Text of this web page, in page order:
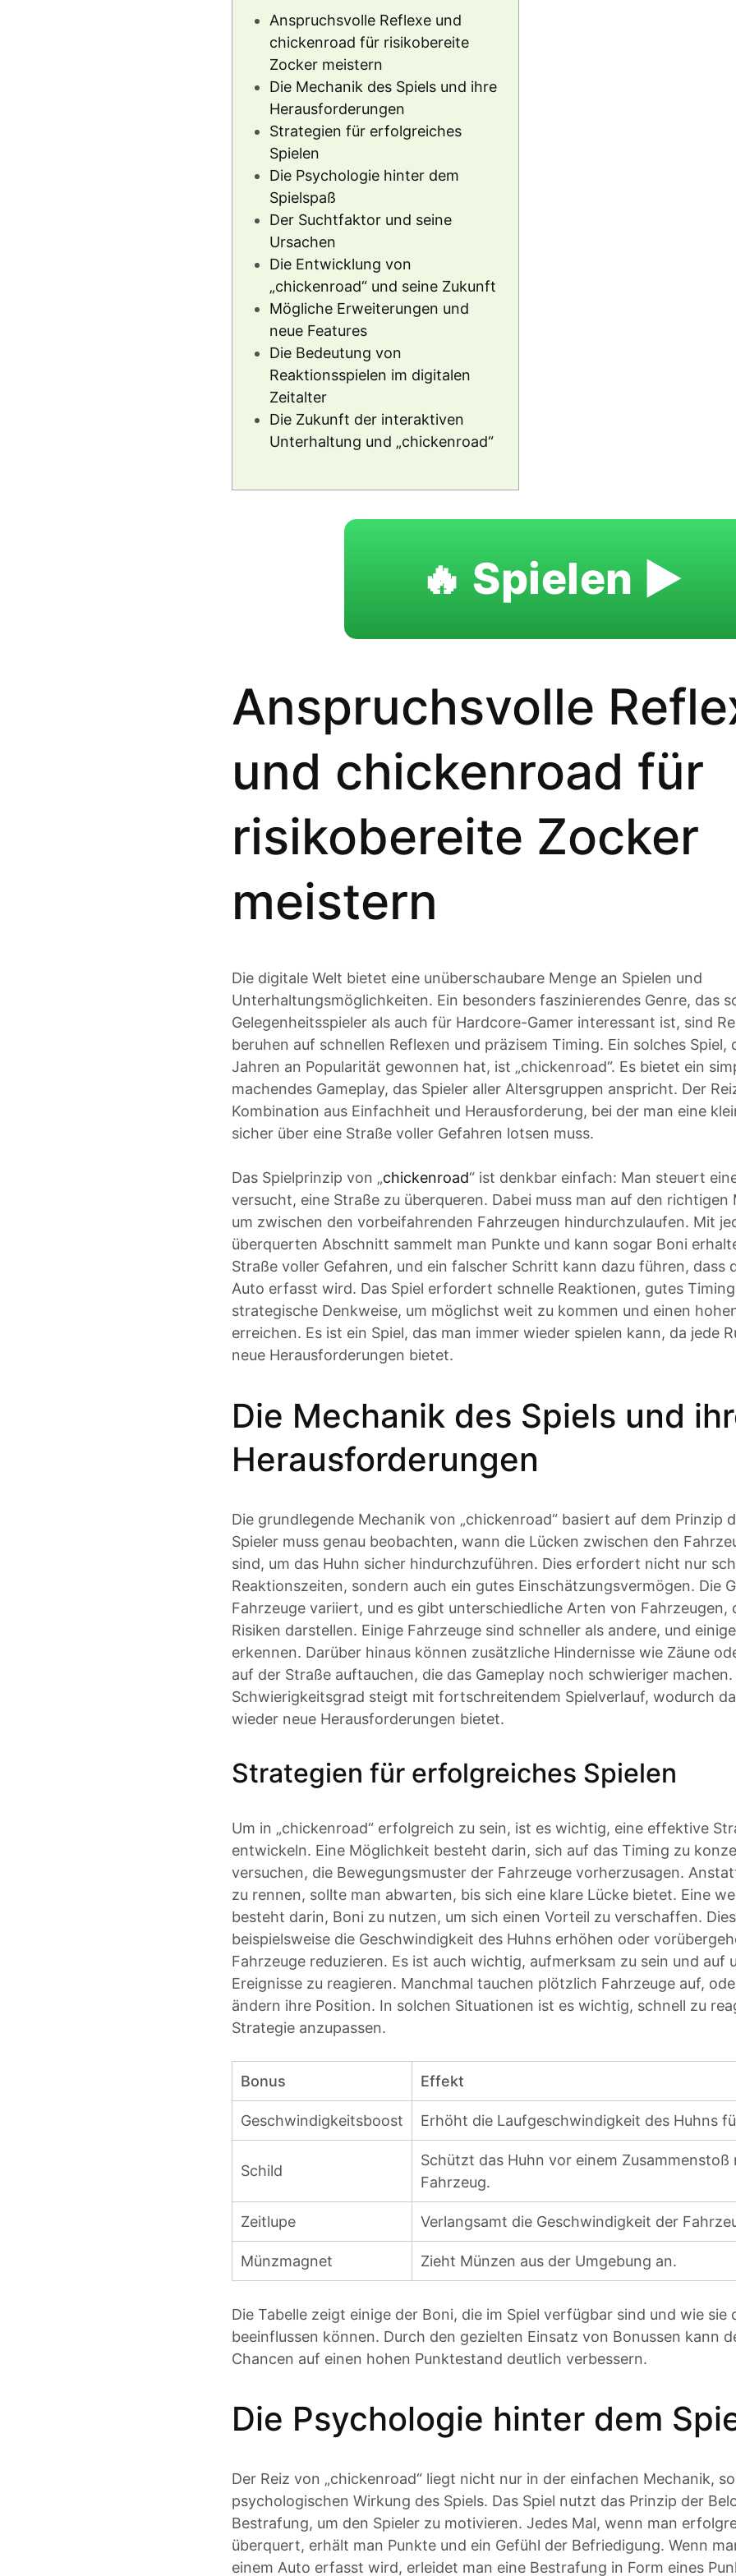
Anspruchsvolle Reflexe und
chickenroad für risikobereite
Zocker meistern
Die Mechanik des Spiels und ihre
Herausforderungen
Strategien für erfolgreiches
Spielen
Die Psychologie hinter dem
Spielspaß
Der Suchtfaktor und seine
Ursachen
Die Entwicklung von
„chickenroad“ und seine Zukunft
Mögliche Erweiterungen und
neue Features
Die Bedeutung von
Reaktionsspielen im digitalen
Zeitalter
Die Zukunft der interaktiven
Unterhaltung und „chickenroad“
🔥 Spielen ▶️
Anspruchsvolle
und chickenroad für
risikobereite Zocker
meistern
Die digitale Welt bietet eine unüberschaubare Menge an Spielen und
Unterhaltungsmöglichkeiten. Ein besonders faszinierendes Genre, das
Gelegenheitsspieler als auch für Hardcore-Gamer interessant ist, sind
beruhen auf schnellen Reflexen und präzisem Timing. Ein solches Spiel,
Jahren an Popularität gewonnen hat, ist „chickenroad“. Es bietet ein
machendes Gameplay, das Spieler aller Altersgruppen anspricht. Der
Kombination aus Einfachheit und Herausforderung, bei der man eine
sicher über eine Straße voller Gefahren lotsen muss.
Das Spielprinzip von „chickenroad“ ist denkbar einfach: Man steuert
versucht, eine Straße zu überqueren. Dabei muss man auf den
um zwischen den vorbeifahrenden Fahrzeugen hindurchzulaufen. Mit
überquerten Abschnitt sammelt man Punkte und kann sogar Boni
Straße voller Gefahren, und ein falscher Schritt kann dazu führen, dass
Auto erfasst wird. Das Spiel erfordert schnelle Reaktionen, gutes
strategische Denkweise, um möglichst weit zu kommen und einen
erreichen. Es ist ein Spiel, das man immer wieder spielen kann, da jede
neue Herausforderungen bietet.
Die Mechanik des Spiels und
Herausforderungen
Die grundlegende Mechanik von „chickenroad“ basiert auf dem Prinzip
Spieler muss genau beobachten, wann die Lücken zwischen den
sind, um das Huhn sicher hindurchzuführen. Dies erfordert nicht nur
Reaktionszeiten, sondern auch ein gutes Einschätzungsvermögen. Die
Fahrzeuge variiert, und es gibt unterschiedliche Arten von Fahrzeugen,
Risiken darstellen. Einige Fahrzeuge sind schneller als andere, und
erkennen. Darüber hinaus können zusätzliche Hindernisse wie Zäune
auf der Straße auftauchen, die das Gameplay noch schwieriger machen.
Schwierigkeitsgrad steigt mit fortschreitendem Spielverlauf, wodurch
wieder neue Herausforderungen bietet.
Strategien für erfolgreiches Spielen
Um in „chickenroad“ erfolgreich zu sein, ist es wichtig, eine effektive
entwickeln. Eine Möglichkeit besteht darin, sich auf das Timing zu
versuchen, die Bewegungsmuster der Fahrzeuge vorherzusagen.
zu rennen, sollte man abwarten, bis sich eine klare Lücke bietet. Eine
besteht darin, Boni zu nutzen, um sich einen Vorteil zu verschaffen.
beispielsweise die Geschwindigkeit des Huhns erhöhen oder
Fahrzeuge reduzieren. Es ist auch wichtig, aufmerksam zu sein und auf
Ereignisse zu reagieren. Manchmal tauchen plötzlich Fahrzeuge auf,
ändern ihre Position. In solchen Situationen ist es wichtig, schnell zu
Strategie anzupassen.
Bonus Effekt
Geschwindigkeitsboost Erhöht die Laufgeschwindigkeit des Huhns
Schild
Schützt das Huhn vor einem Zusammenstoß
Fahrzeug.
Zeitlupe Verlangsamt die Geschwindigkeit der
Münzmagnet Zieht Münzen aus der Umgebung an.
Die Tabelle zeigt einige der Boni, die im Spiel verfügbar sind und wie sie
beeinflussen können. Durch den gezielten Einsatz von Bonussen kann
Chancen auf einen hohen Punktestand deutlich verbessern.
Die Psychologie hinter dem
Der Reiz von „chickenroad“ liegt nicht nur in der einfachen Mechanik,
psychologischen Wirkung des Spiels. Das Spiel nutzt das Prinzip der
Bestrafung, um den Spieler zu motivieren. Jedes Mal, wenn man
überquert, erhält man Punkte und ein Gefühl der Befriedigung. Wenn
einem Auto erfasst wird, erleidet man eine Bestrafung in Form eines